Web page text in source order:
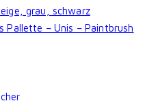
grau, schwarz
Pallette – Unis – Paintbrush